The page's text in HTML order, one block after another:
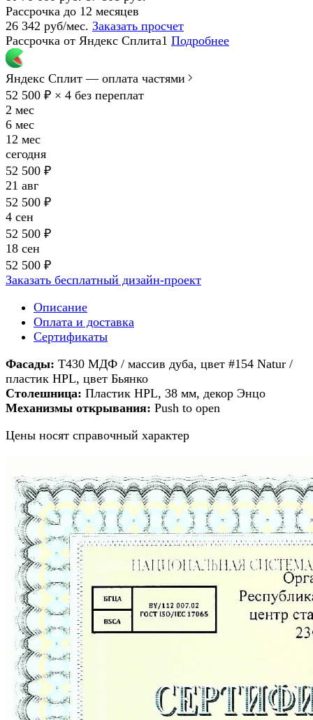
Рассрочка до 12 месяцев
26 342 руб/мес. Заказать просчет
Рассрочка от Яндекс Сплита1 Подробнее
Яндекс Сплит — оплата частями
52 500 ₽ × 4 без переплат
2 мес
6 мес
12 мес
сегодня
52 500 ₽
21 авг
52 500 ₽
4 сен
52 500 ₽
18 сен
52 500 ₽
Заказать бесплатный дизайн-проект
Описание
Оплата и доставка
Сертификаты
Фасады: T430 МДФ / массив дуба, цвет #154 Natur /
пластик HPL, цвет Бьянко
Столешница: Пластик HPL, 38 мм, декор Энцо
Механизмы открывания: Push to open
Цены носят справочный характер